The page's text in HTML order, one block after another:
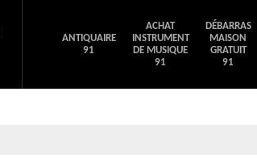
ANTIQUAIRE
91
ACHAT
INSTRUMENT
DE MUSIQUE
91
DÉBARRAS
MAISON
GRATUIT
91